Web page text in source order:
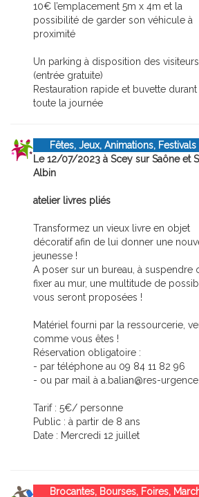
10€ l’emplacement 5m x 4m et la
possibilité de garder son véhicule à
proximité
Un parking à disposition des visiteurs
(entrée gratuite)
Restauration rapide et buvette durant
toute la journée
Fêtes, Jeux, Animations, Festivals
Le 12/07/2023 à Scey sur Saône et
Albin
atelier livres pliés
Transformez un vieux livre en objet
décoratif afin de lui donner une
jeunesse !
A poser sur un bureau, à suspendre
fixer au mur, une multitude de
vous seront proposées !
Matériel fourni par la ressourcerie,
comme vous êtes !
Réservation obligatoire :
- par téléphone au 09 84 11 82 96
- ou par mail à a.balian@res-
Tarif : 5€/ personne
Public : à partir de 8 ans
Date : Mercredi 12 juillet
Brocantes, Bourses, Foires,